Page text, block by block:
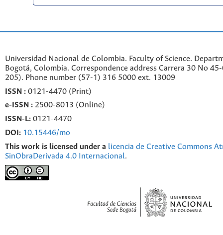
Universidad Nacional de Colombia. Faculty of Science.
Bogotá, Colombia. Correspondence address Carrera 30 No
205). Phone number (57-1) 316 5000 ext. 13009
ISSN : 0121-4470 (Print)
e- ISSN : 2500-8013 (Online)
ISSN-L: 0121-4470
DOI: 10.15446/mo
This work is licensed under a licencia de Creative Commons
SinObraDerivada 4.0 Internacional.